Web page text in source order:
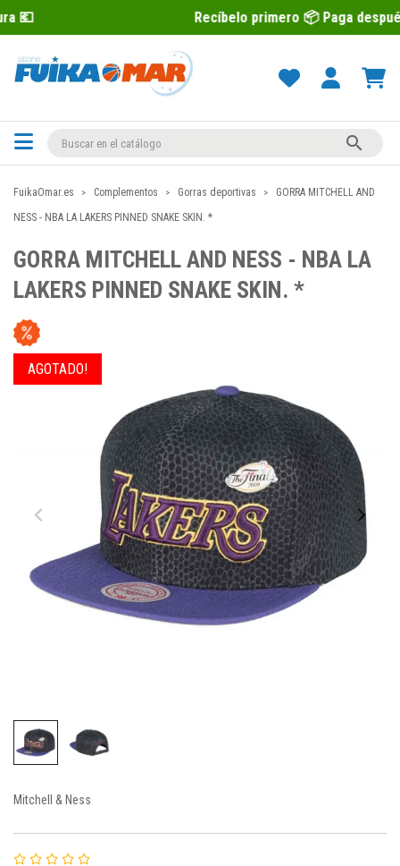
Recíbelo primero 📦 Paga después con

FuikaOmar.es Complementos Gorras deportivas
GORRA MITCHELL AND
NESS - NBA LA LAKERS PINNED SNAKE SKIN. *
GORRA MITCHELL AND NESS - NBA LA
LAKERS PINNED SNAKE SKIN. *
AGOTADO!
Mitchell & Ness